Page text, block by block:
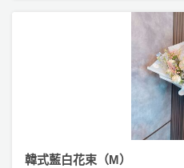
韓式藍白花束（M）